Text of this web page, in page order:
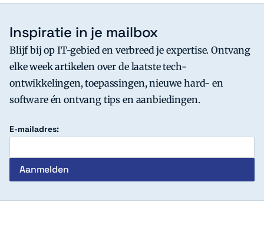
Inspiratie in je mailbox
Blijf bij op IT-gebied en verbreed je expertise. Ontvang
elke week artikelen over de laatste tech-
ontwikkelingen, toepassingen, nieuwe hard- en
software én ontvang tips en aanbiedingen.
E-mailadres: